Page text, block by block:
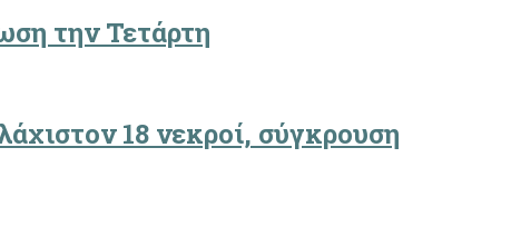
την Τετάρτη
18 νεκροί, σύγκρουση